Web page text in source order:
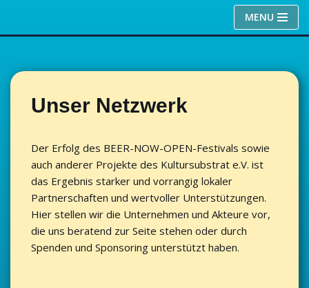
Zum
springen
MENU
Unser Netzwerk
Der Erfolg des BEER-NOW-OPEN-Festivals sowie
auch anderer Projekte des Kultursubstrat e.V. ist
das Ergebnis starker und vorrangig lokaler
Partnerschaften und wertvoller Unterstützungen.
Hier stellen wir die Unternehmen und Akteure vor,
die uns beratend zur Seite stehen oder durch
Spenden und Sponsoring unterstützt haben.